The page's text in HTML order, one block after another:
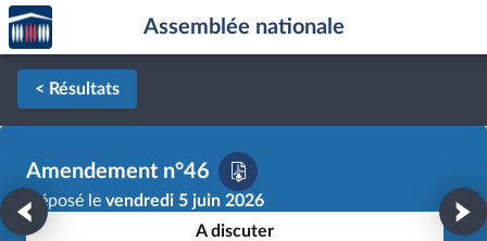
Aller au contenu
Aller en bas de la page
Accèder
à la
page
d'accueil
Assemblée nationale
< Résultats
Amendement n°46
Déposé le vendredi 5 juin 2026
A discuter